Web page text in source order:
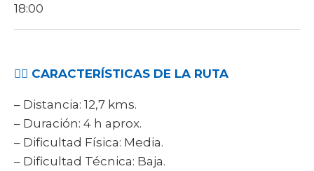
18:00
🚶‍♀ CARACTERÍSTICAS DE LA RUTA
– Distancia: 12,7 kms.
– Duración: 4 h aprox.
– Dificultad Física: Media.
– Dificultad Técnica: Baja.